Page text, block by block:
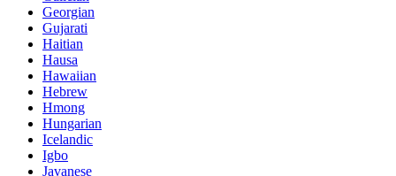
Georgian
Gujarati
Haitian
Hausa
Hawaiian
Hebrew
Hmong
Hungarian
Icelandic
Igbo
Javanese